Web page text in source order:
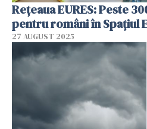
Rețeaua EURES: Peste
pentru români în Spațiul
27 AUGUST 2025